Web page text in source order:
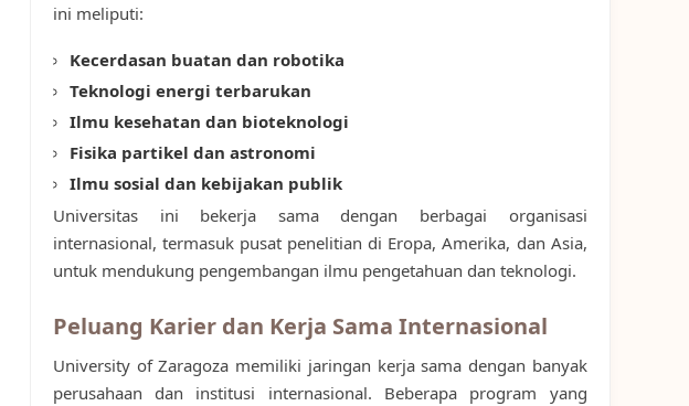
ini meliputi:
Kecerdasan buatan dan robotika
Teknologi energi terbarukan
Ilmu kesehatan dan bioteknologi
Fisika partikel dan astronomi
Ilmu sosial dan kebijakan publik
Universitas ini bekerja sama dengan berbagai organisasi
internasional, termasuk pusat penelitian di Eropa, Amerika, dan Asia,
untuk mendukung pengembangan ilmu pengetahuan dan teknologi.
Peluang Karier dan Kerja Sama Internasional
University of Zaragoza memiliki jaringan kerja sama dengan banyak
perusahaan dan institusi internasional. Beberapa program yang